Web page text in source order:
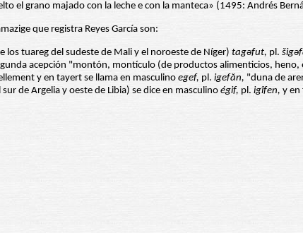
el grano majado con la leche e con la manteca» (1495: Andrés
que registra Reyes García son:
los tuareg del sudeste de Mali y el noroeste de Níger) tagəfut, pl. šigə
acepción "montón, montículo (de productos alimenticios, heno,
y en tayert se llama en masculino egef, pl. igefăn, "duna de
de Argelia y oeste de Libia) se dice en masculino égif, pl. igîfen, y en